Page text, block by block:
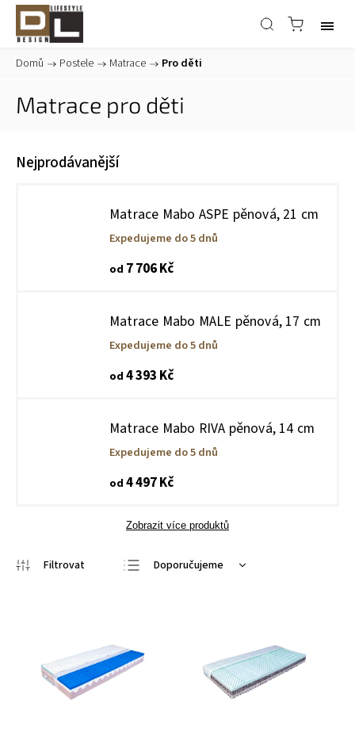
Domů / Postele / Matrace / Pro děti
Matrace pro děti
Nejprodávanější
Matrace Mabo ASPE pěnová, 21 cm
Expedujeme do 5 dnů
od 7 706 Kč
Matrace Mabo MALE pěnová, 17 cm
Expedujeme do 5 dnů
od 4 393 Kč
Matrace Mabo RIVA pěnová, 14 cm
Expedujeme do 5 dnů
od 4 497 Kč
Zobrazit více produktů
Doporučujeme
Abecedně